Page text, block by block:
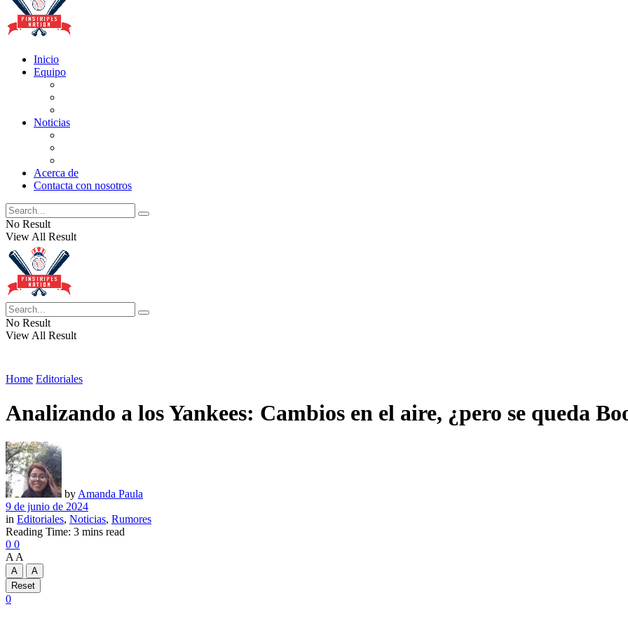
Inicio
Equipo
Noticias
Acerca de
Contacta con nosotros
No Result
View All Result
No Result
View All Result
Home Editoriales
Analizando a los Yankees: Cambios en el aire, ¿pero se queda
by Amanda Paula
9 de junio de 2024
in Editoriales, Noticias, Rumores
Reading Time: 3 mins read
0 0
A A
A
A
Reset
0